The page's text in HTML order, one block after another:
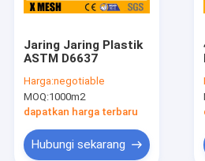
Jaring Jaring Plastik
ASTM D6637
Harga:negotiable
MOQ:1000m2
dapatkan harga terbaru
Hubungi sekarang